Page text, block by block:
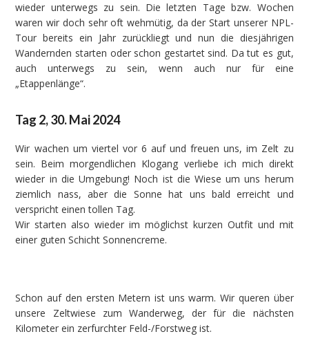
wieder unterwegs zu sein. Die letzten Tage bzw. Wochen
waren wir doch sehr oft wehmütig, da der Start unserer NPL-
Tour bereits ein Jahr zurückliegt und nun die diesjährigen
Wandernden starten oder schon gestartet sind. Da tut es gut,
auch unterwegs zu sein, wenn auch nur für eine
„Etappenlänge“.
Tag 2, 30. Mai 2024
Wir wachen um viertel vor 6 auf und freuen uns, im Zelt zu
sein. Beim morgendlichen Klogang verliebe ich mich direkt
wieder in die Umgebung! Noch ist die Wiese um uns herum
ziemlich nass, aber die Sonne hat uns bald erreicht und
verspricht einen tollen Tag.
Wir starten also wieder im möglichst kurzen Outfit und mit
einer guten Schicht Sonnencreme.
Schon auf den ersten Metern ist uns warm. Wir queren über
unsere Zeltwiese zum Wanderweg, der für die nächsten
Kilometer ein zerfurchter Feld-/Forstweg ist.